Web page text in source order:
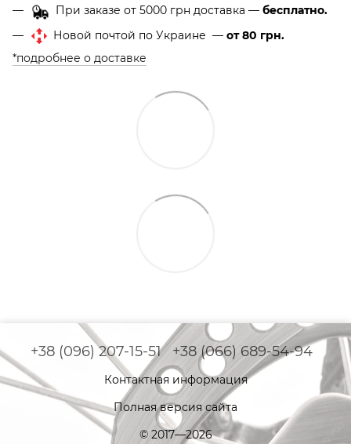
При заказе от 5000 грн доставка — бесплатно.
Новой почтой по Украине — от 80 грн.
*подробнее о доставке
+38 (096) 207-15-51 +38 (066) 689-54-94
Контактная информация
Полная версия сайта
© 2017—2026